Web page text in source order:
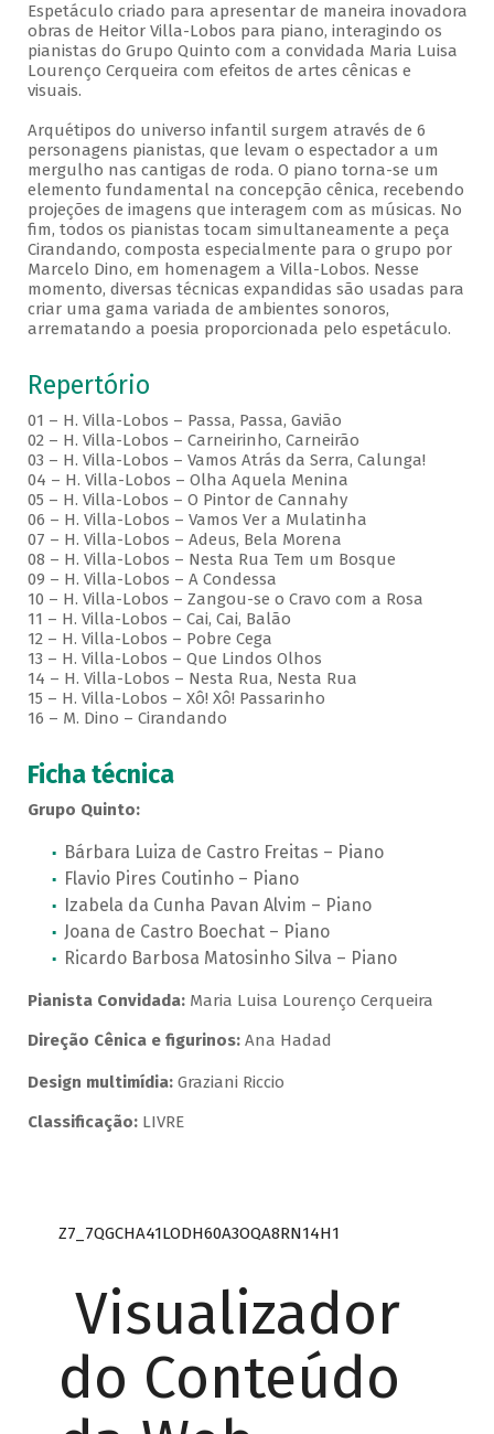
Espetáculo criado para apresentar de maneira inovadora
obras de Heitor Villa-Lobos para piano, interagindo os
pianistas do Grupo Quinto com a convidada Maria Luisa
Lourenço Cerqueira com efeitos de artes cênicas e
visuais.
Arquétipos do universo infantil surgem através de 6
personagens pianistas, que levam o espectador a um
mergulho nas cantigas de roda. O piano torna-se um
elemento fundamental na concepção cênica, recebendo
projeções de imagens que interagem com as músicas. No
fim, todos os pianistas tocam simultaneamente a peça
Cirandando, composta especialmente para o grupo por
Marcelo Dino, em homenagem a Villa-Lobos. Nesse
momento, diversas técnicas expandidas são usadas para
criar uma gama variada de ambientes sonoros,
arrematando a poesia proporcionada pelo espetáculo.
Repertório
01 – H. Villa-Lobos – Passa, Passa, Gavião
02 – H. Villa-Lobos – Carneirinho, Carneirão
03 – H. Villa-Lobos – Vamos Atrás da Serra, Calunga!
04 – H. Villa-Lobos – Olha Aquela Menina
05 – H. Villa-Lobos – O Pintor de Cannahy
06 – H. Villa-Lobos – Vamos Ver a Mulatinha
07 – H. Villa-Lobos – Adeus, Bela Morena
08 – H. Villa-Lobos – Nesta Rua Tem um Bosque
09 – H. Villa-Lobos – A Condessa
10 – H. Villa-Lobos – Zangou-se o Cravo com a Rosa
11 – H. Villa-Lobos – Cai, Cai, Balão
12 – H. Villa-Lobos – Pobre Cega
13 – H. Villa-Lobos – Que Lindos Olhos
14 – H. Villa-Lobos – Nesta Rua, Nesta Rua
15 – H. Villa-Lobos – Xô! Xô! Passarinho
16 – M. Dino – Cirandando
Ficha técnica
Grupo Quinto:
Bárbara Luiza de Castro Freitas – Piano
Flavio Pires Coutinho – Piano
Izabela da Cunha Pavan Alvim – Piano
Joana de Castro Boechat – Piano
Ricardo Barbosa Matosinho Silva – Piano
Pianista Convidada: Maria Luisa Lourenço Cerqueira
Direção Cênica e figurinos:Ana Hadad
Design multimídia:Graziani Riccio
Classificação:LIVRE
Z7_7QGCHA41LODH60A3OQA8RN14H1
Visualizador
do Conteúdo